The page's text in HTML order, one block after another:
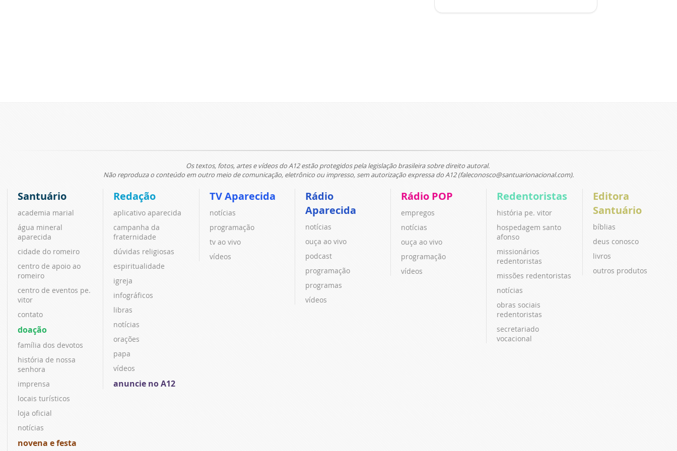
Os textos, fotos, artes e vídeos do A12 estão protegidos pela legislação brasileira sobre direito autoral.
Não reproduza o conteúdo em outro meio de comunicação, eletrônico ou impresso, sem autorização expressa do A12 (faleconosco@santuarionacional.com).
Santuário
academia marial
água mineral
aparecida
cidade do romeiro
centro de apoio ao
romeiro
centro de eventos pe.
vitor
contato
doação
família dos devotos
história de nossa
senhora
imprensa
locais turísticos
loja oficial
notícias
novena e festa
Redação
aplicativo aparecida
campanha da
fraternidade
dúvidas religiosas
espiritualidade
igreja
infográficos
libras
notícias
orações
papa
vídeos
anuncie no A12
TV Aparecida
notícias
programação
tv ao vivo
vídeos
Rádio
Aparecida
notícias
ouça ao vivo
podcast
programação
programas
vídeos
Rádio POP
empregos
notícias
ouça ao vivo
programação
vídeos
Redentoristas
história pe. vitor
hospedagem santo
afonso
missionários
redentoristas
missões redentoristas
notícias
obras sociais
redentoristas
secretariado
vocacional
Editora
Santuário
bíblias
deus conosco
livros
outros produtos